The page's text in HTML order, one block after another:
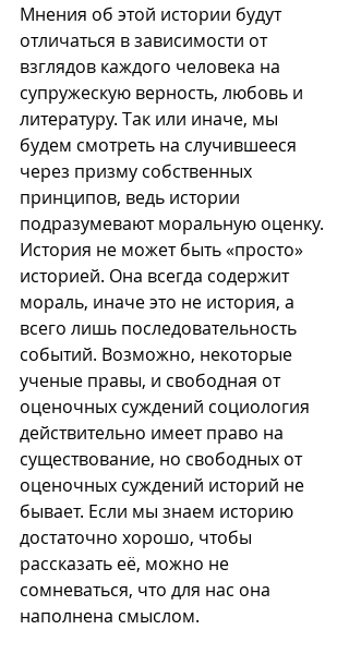
Мнения об этой истории будут
отличаться в зависимости от
взглядов каждого человека на
супружескую верность, любовь и
литературу. Так или иначе, мы
будем смотреть на случившееся
через призму собственных
принципов, ведь истории
подразумевают моральную оценку.
История не может быть «просто»
историей. Она всегда содержит
мораль, иначе это не история, а
всего лишь последовательность
событий. Возможно, некоторые
ученые правы, и свободная от
оценочных суждений социология
действительно имеет право на
существование, но свободных от
оценочных суждений историй не
бывает. Если мы знаем историю
достаточно хорошо, чтобы
рассказать её, можно не
сомневаться, что для нас она
наполнена смыслом.